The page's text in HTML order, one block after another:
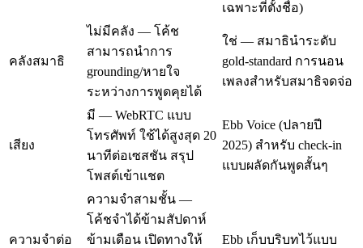
เฉพาะที่ตั้งชื่อ)
คลังสมาธิ
ไม่มีคลัง — โค้ช
สามารถนำการ
grounding/หายใจ
ระหว่างการพูดคุยได้
ใช่ — สมาธินำระดับ
gold-standard การนอน
เพลงสำหรับสมาธิจดจ่อ
เสียง
มี — WebRTC แบบ
โทรศัพท์ ใช้ได้สูงสุด 20
นาทีต่อเซสชัน สรุป
โพสต์เข้าแชต
Ebb Voice (ปลายปี
2025) สำหรับ check-in
แบบผลัดกันพูดสั้นๆ
ความจำต่อ
ความจำสามชั้น —
โค้ชจำได้ข้ามสัปดาห์
ข้ามเดือน เปิดทางให้
Ebb เก็บบริบทไว้แบบ